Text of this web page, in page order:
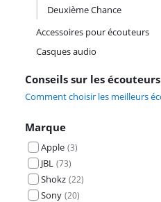
Deuxième Chance
Accessoires pour écouteurs
Casques audio
Conseils sur les écouteurs
Comment choisir les meilleurs
Marque
Apple (3)
JBL (73)
Shokz (22)
Sony (20)